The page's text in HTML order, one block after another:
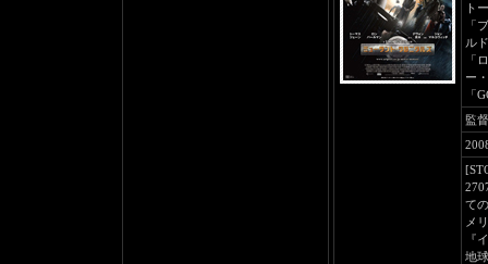
ト
「
ル
「
ー
「
監
て
メ
『
地